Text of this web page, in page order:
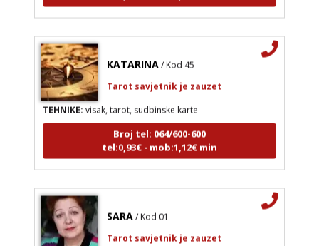
TEHNIKE:visak, tarot, sudbinske karte
Broj tel: 064/600-600
tel:0,93€ - mob:1,12€ min